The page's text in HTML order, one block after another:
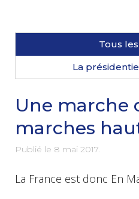
Tous
La
Une marche
marches
Publié le 8 mai 2017
La France est donc En